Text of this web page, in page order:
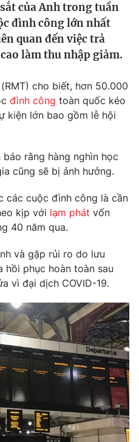
Podcast
của Anh trong tuần
đình công lớn nhất
quan đến việc trả
làm thu nhập giảm.
(RMT) cho biết, hơn 50.000
đình công toàn quốc kéo
kiện lớn bao gồm lễ hội
rằng hàng nghìn học
cũng sẽ bị ảnh hưởng.
các cuộc đình công là cần
kịp với lạm phát vốn
40 năm qua.
và gặp rủi ro do lưu
hồi phục hoàn toàn sau
vì đại dịch COVID-19.